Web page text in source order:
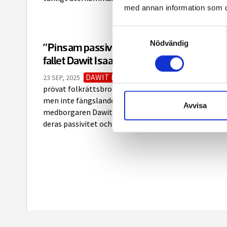
med annan information som
Nödvändig
Avvisa
”Pinsam passivitet av svenska åklagare i
fallet Dawit Isaak”
23 SEP, 2025 DAWIT ISAAK
prövat folkrättsbrott begångna i Iran och Syrien,
men inte fängslandet av samvetsfången och svenska
medborgaren Dawit Isaak. – Det är pinsamt att se
deras passivitet och ovilja, säger RSF:s Björn Tunbäck.